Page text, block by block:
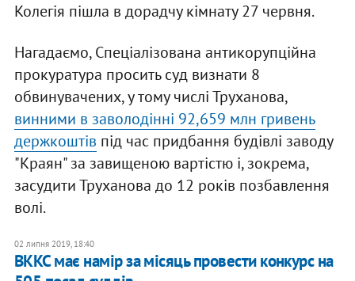
Колегія пішла в дорадчу кімнату 27 червня.
Нагадаємо, Спеціалізована антикорупційна
прокуратура просить суд визнати 8
обвинувачених, у тому числі Труханова,
винними в заволодінні 92,659 млн гривень
держкоштів під час придбання будівлі заводу
"Краян" за завищеною вартістю і, зокрема,
засудити Труханова до 12 років позбавлення
волі.
02 липня 2019, 18:40
ВККС має намір за місяць провести конкурс на